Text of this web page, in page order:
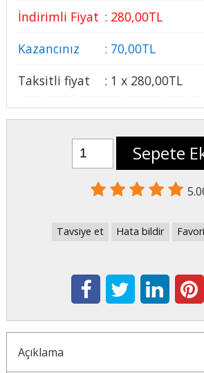
İndirimli Fiyat : 280,00TL
Kazancınız
: 70,00TL
Taksitli fiyat
: 1 x 280,00TL
Sepete
Tavsiye et Hata bildir
Açıklama